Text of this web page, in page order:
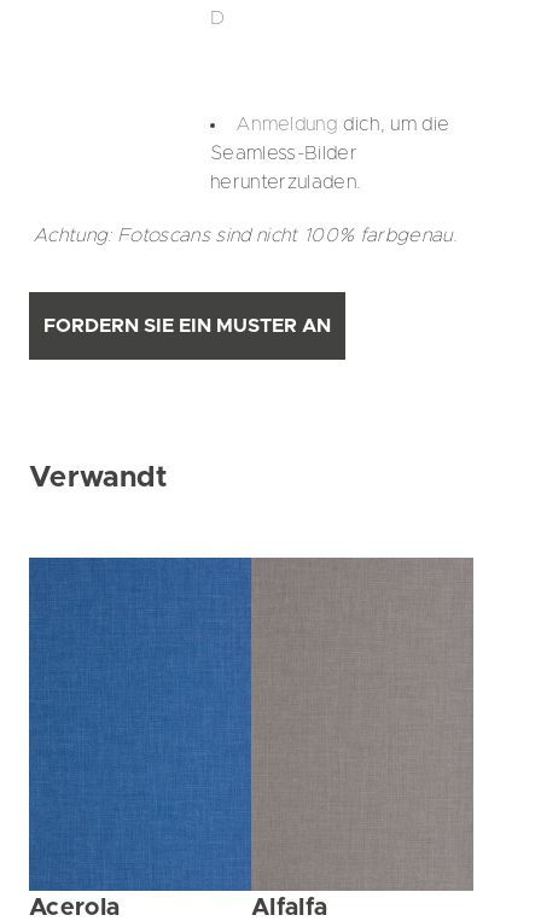
D
Anmeldung dich, um die
Seamless-Bilder
herunterzuladen.
Achtung: Fotoscans sind nicht 100% farbgenau.
FORDERN SIE EIN MUSTER AN
Verwandt
Acerola Alfalfa